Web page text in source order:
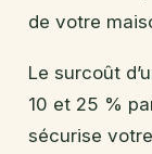
de votre
Le surcoût
10 et 25 %
sécurise